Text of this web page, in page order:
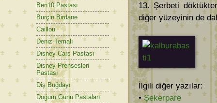
13. Şerbeti
diğer yüzeyinin de
İlgili diğer yazılar:
•Şekerpare
Ben10 Pastası
Burçin Birdane
Caillou
Deniz Temalı
Disney Cars Pastası
Disney Prensesleri
Pastası
Diş Buğdayı
Doğum Günü Pastaları